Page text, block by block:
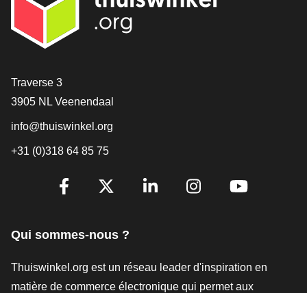
[_General:Contact]
Traverse 3
3905 NL Veenendaal
info@thuiswinkel.org
+31 (0)318 64 85 75
[_General:SocialMediaTitle]
Qui sommes-nous ?
Thuiswinkel.org est un réseau leader d'inspiration en
matière de commerce électronique qui permet aux